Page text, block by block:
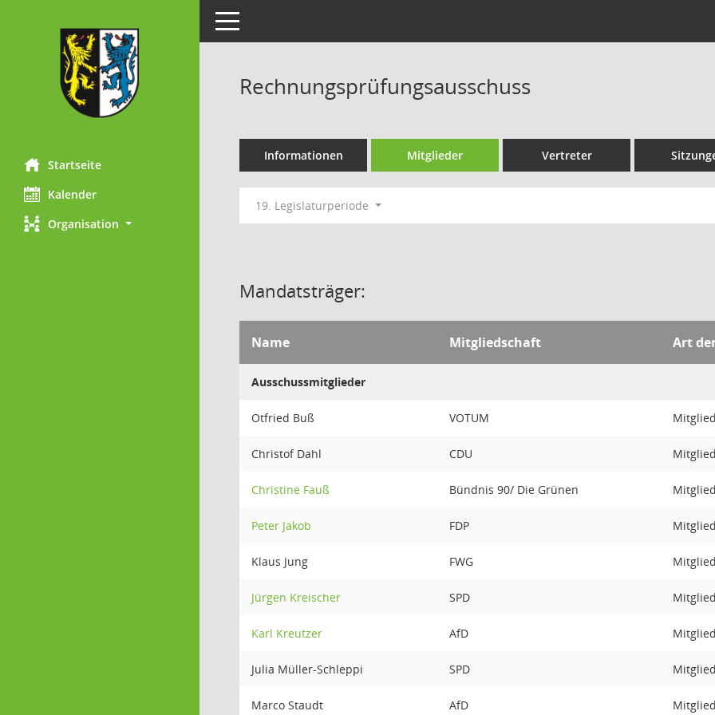
Startseite
Kalender
Organisation
Toggle navigation
Rechnungsprüfungsausschuss
Informationen Mitglieder Vertreter
19. Legislaturperiode
Mandatsträger:
Name Mitgliedschaft Art
Ausschussmitglieder
Otfried Buß VOTUM Mitglied
Christof Dahl CDU Mitglied
Christine Fauß Bündnis 90/ Die Grünen Mitglied
Peter Jakob FDP Mitglied
Klaus Jung FWG Mitglied
Jürgen Kreischer SPD Mitglied
Karl Kreutzer AfD Mitglied
Julia Müller-Schleppi SPD Mitglied
Marco Staudt AfD Mitglied